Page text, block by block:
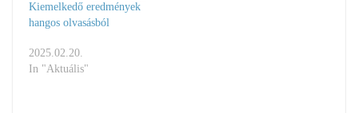
Kiemelkedő eredmények
hangos olvasásból
2025.02.20.
In "Aktuális"